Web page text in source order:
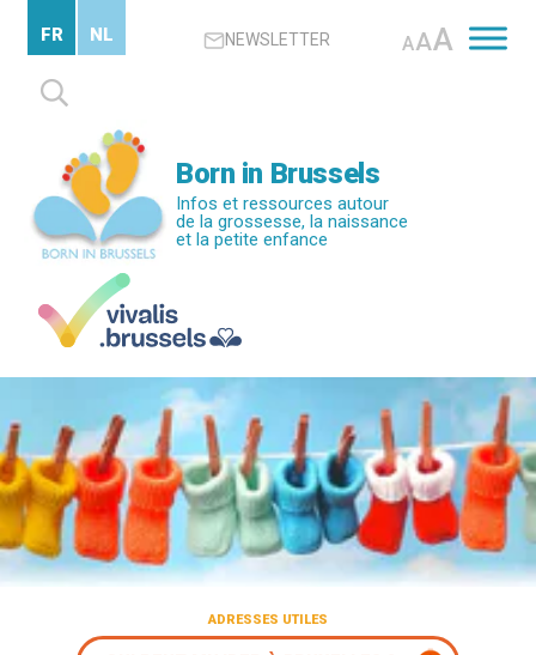
contenu
principal
NEWSLETTER AAA
Rechercher :
FR NL
Born in Brussels
Infos et ressources autour
de la grossesse, la naissance
et la petite enfance
ADRESSES UTILES